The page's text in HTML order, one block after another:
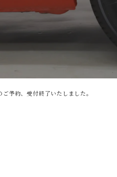
予約、受付終了いたしました。